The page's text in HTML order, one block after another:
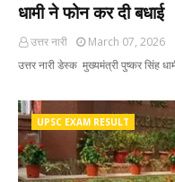
धामी ने फोन कर दी बधाई
उत्तर नारी
March 07, 2026
उत्तर नारी डेस्क मुख्यमंत्री पुष्कर सिंह
UPSC EXAM RESULT